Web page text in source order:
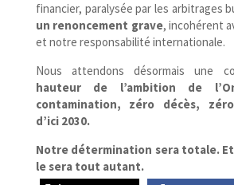
financier, paralysée par les arbitrages
un renoncement grave, incohérent
et notre responsabilité internationale.
Nous attendons désormais une
hauteur de l’ambition de
contamination, zéro décès,
d’ici 2030.
Notre détermination sera totale.
le sera tout autant.